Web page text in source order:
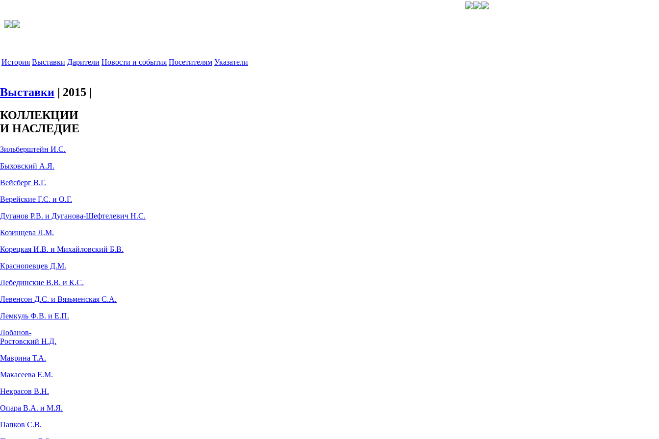
История Выставки Дарители Новости и события Посетителям Указатели
Выставки | 2015 |
КОЛЛЕКЦИИ
И НАСЛЕДИЕ
Зильберштейн И.С.
Быховский А.Я.
Вейсберг В.Г.
Верейские Г.С. и О.Г.
Дуганов Р.В. и Дуганова-Шефтелевич Н.С.
Козинцева Л.М.
Корецкая И.В. и Михайловский Б.В.
Краснопевцев Д.М.
Лебединские В.В. и К.С.
Левенсон Д.С. и Вязьменская С.А.
Лемкуль Ф.В. и Е.П.
Лобанов-
Ростовский Н.Д.
Маврина Т.А.
Макасеева Е.М.
Некрасов В.Н.
Опара В.А. и М.Я.
Папков С.В.